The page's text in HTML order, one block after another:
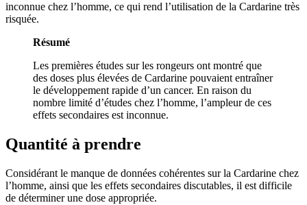
inconnue chez l’homme, ce qui rend l’utilisation de la Cardarine très
risquée.
Résumé
Les premières études sur les rongeurs ont montré que
des doses plus élevées de Cardarine pouvaient entraîner
le développement rapide d’un cancer. En raison du
nombre limité d’études chez l’homme, l’ampleur de ces
effets secondaires est inconnue.
Quantité à prendre
Considérant le manque de données cohérentes sur la Cardarine chez
l’homme, ainsi que les effets secondaires discutables, il est difficile
de déterminer une dose appropriée.